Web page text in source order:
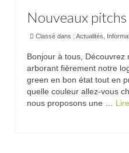
Nouveaux pitchs
Classé dans : Actualités
Bonjour à tous, Découvrez
arborant fièrement notre
green en bon état tout en
quelle couleur allez-vous
nous proposons une …